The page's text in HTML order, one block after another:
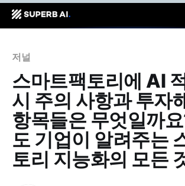
저널
스마트팩토리에 AI
시 주의 사항과 투자
항목들은 무엇일까
도 기업이 알려주는
토리 지능화의 모든